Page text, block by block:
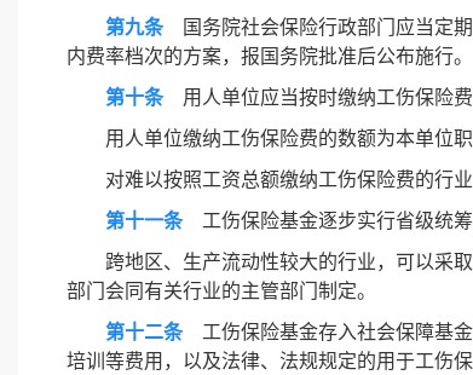
第九条国务院社会保险行政部门应当定期
内费率档次的方案，报国务院批准后公布施行。
第十条用人单位应当按时缴纳工伤保险费
用人单位缴纳工伤保险费的数额为本单位
对难以按照工资总额缴纳工伤保险费的行
第十一条工伤保险基金逐步实行省级统筹
跨地区、生产流动性较大的行业，可以采
部门会同有关行业的主管部门制定。
第十二条工伤保险基金存入社会保障基金
培训等费用，以及法律、法规规定的用于工伤